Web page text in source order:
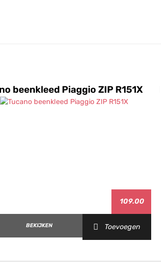
beenkleed Piaggio ZIP R151X
109.00
BEKIJKEN Toevoegen